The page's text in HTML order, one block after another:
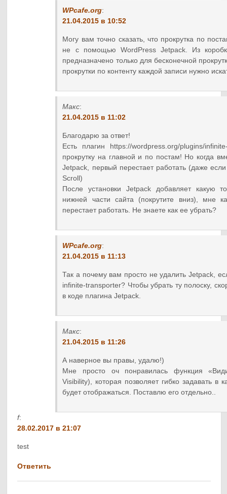
WPcafe.org:
21.04.2015 в 10:52
Могу вам точно сказать, что прокрутка по
не с помощью WordPress Jetpack. Из
предназначено только для бесконечной
прокрутки по контенту каждой записи нужно
Макс:
21.04.2015 в 11:02
Благодарю за ответ!
Есть плагин https://wordpress.org/plugins/
прокрутку на главной и по постам! Но когда
Jetpack, первый перестает работать (даже
Scroll)
После установки Jetpack добавляет какую
нижней части сайта (покрутите вниз), мне
перестает работать. Не знаете как ее убрать?
WPcafe.org:
21.04.2015 в 11:13
Так а почему вам просто не удалить Jetpack,
infinite-transporter? Чтобы убрать ту полоску,
в коде плагина Jetpack.
Макс:
21.04.2015 в 11:26
А наверное вы правы, удалю!)
Мне просто оч понравилась функция
Visibility), которая позволяет гибко задавать в
будет отображаться. Поставлю его отдельно..
f:
28.02.2017 в 21:07
test
Ответить